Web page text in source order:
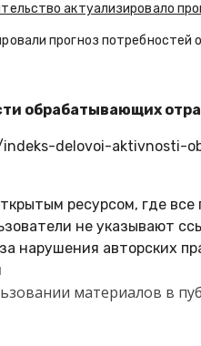
актуализировало
прогноз
обрабатывающих
delovoi-aktivnosti-
ресурсом, где
не указывают
нарушения авторских
материалов в